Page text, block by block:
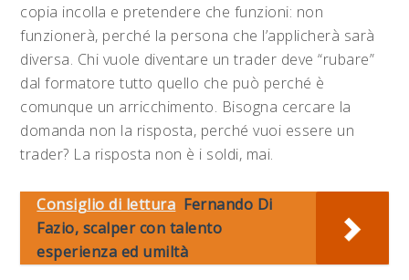
copia incolla e pretendere che funzioni: non
funzionerà, perché la persona che l’applicherà sarà
diversa. Chi vuole diventare un trader deve “rubare”
dal formatore tutto quello che può perché è
comunque un arricchimento. Bisogna cercare la
domanda non la risposta, perché vuoi essere un
trader? La risposta non è i soldi, mai.
Consiglio di lettura Fernando Di
Fazio, scalper con talento
esperienza ed umiltà